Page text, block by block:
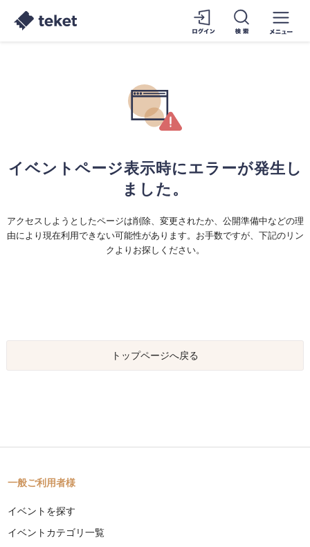
イベントページ表示時にエラーが発生し
ました。
アクセスしようとしたページは削除、変更されたか、公開準備中などの理
由により現在利用できない可能性があります。お手数ですが、下記のリン
クよりお探しください。
トップページへ戻る
一般ご利用者様
イベントを探す
イベントカテゴリ一覧